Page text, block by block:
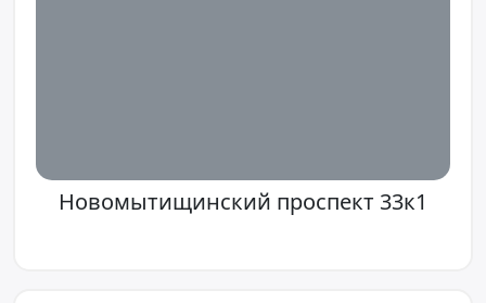
Новомытищинский проспект 33к1